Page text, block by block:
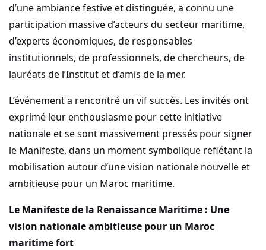
d’une ambiance festive et distinguée, a connu une
participation massive d’acteurs du secteur maritime,
d’experts économiques, de responsables
institutionnels, de professionnels, de chercheurs, de
lauréats de l’Institut et d’amis de la mer.
L’événement a rencontré un vif succès. Les invités ont
exprimé leur enthousiasme pour cette initiative
nationale et se sont massivement pressés pour signer
le Manifeste, dans un moment symbolique reflétant la
mobilisation autour d’une vision nationale nouvelle et
ambitieuse pour un Maroc maritime.
Le Manifeste de la Renaissance Maritime : Une
vision nationale ambitieuse pour un Maroc
maritime fort